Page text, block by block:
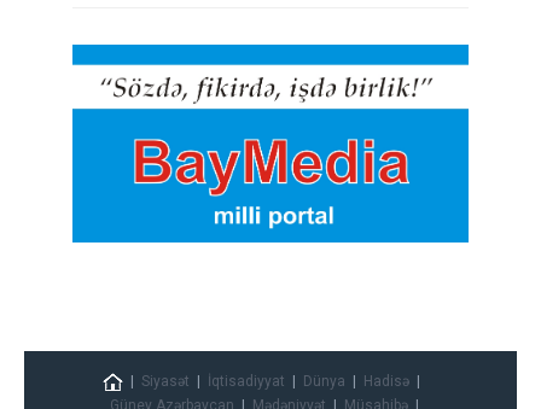
Siyasət İqtisadiyyat Dünya
Hadisə
Güney Azərbaycan
Mədəniyyət Müsahibə